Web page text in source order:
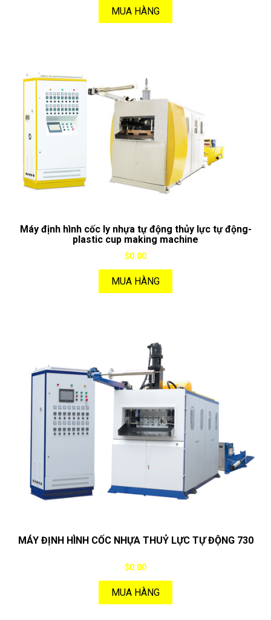
MUA HÀNG
Máy định hình cốc ly nhựa tự động thủy lực tự động-
plastic cup making machine
$0.00
MUA HÀNG
MÁY ĐỊNH HÌNH CỐC NHỰA THUỶ LỰC TỰ ĐỘNG 730
$0.00
MUA HÀNG